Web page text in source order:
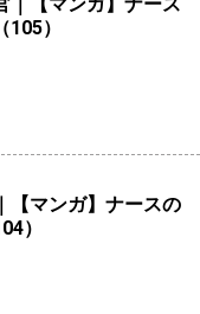
）
【マンガ】ナースの
）